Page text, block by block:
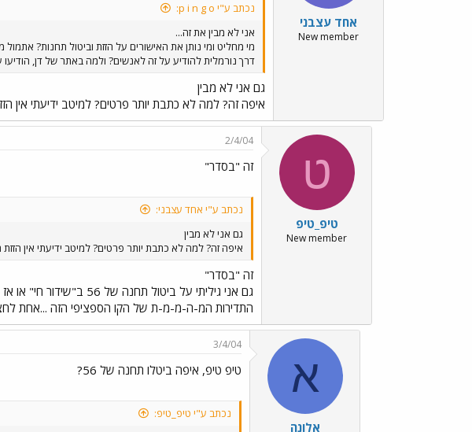
אחד עצבני
New member
נכתב ע"י p i n g o:
אני לא מבין את זה...
דרך נורמלית להודיע על זה לאנשים? ולמה באתר של דן,
גם אני לא מבין
איפה זה? למה לא כתבת יותר פרטים? למיטב ידיעתי אין
ט
טיפ_טיפ
New member
2/4/04
זה "בסדר"
נכתב ע"י אחד עצבני:
גם אני לא מבין
איפה זה? למה לא כתבת יותר פרטים? למיטב ידיעתי אין
זה "בסדר"
גם אני גיליתי על
התדירות המ-ה-מ-מ-ת של הקו הספציפי הזה ...אחת
א
אָלוֹנָה
3/4/04
טיפ טיפ, איפה ביטלו תחנה של 56?
נכתב ע"י טיפ_טיפ: